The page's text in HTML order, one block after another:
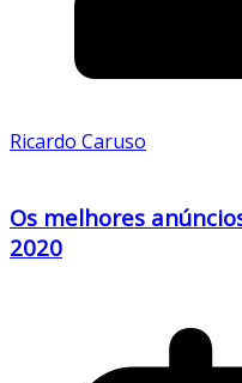
Ricardo Caruso
Os melhores
2020